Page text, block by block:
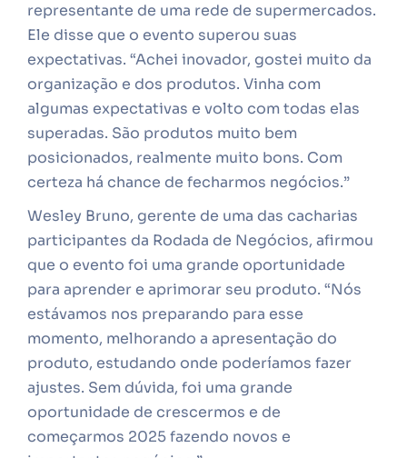
representante de uma rede de supermercados.
Ele disse que o evento superou suas
expectativas. “Achei inovador, gostei muito da
organização e dos produtos. Vinha com
algumas expectativas e volto com todas elas
superadas. São produtos muito bem
posicionados, realmente muito bons. Com
certeza há chance de fecharmos negócios.”
Wesley Bruno, gerente de uma das cacharias
participantes da Rodada de Negócios, afirmou
que o evento foi uma grande oportunidade
para aprender e aprimorar seu produto. “Nós
estávamos nos preparando para esse
momento, melhorando a apresentação do
produto, estudando onde poderíamos fazer
ajustes. Sem dúvida, foi uma grande
oportunidade de crescermos e de
começarmos 2025 fazendo novos e